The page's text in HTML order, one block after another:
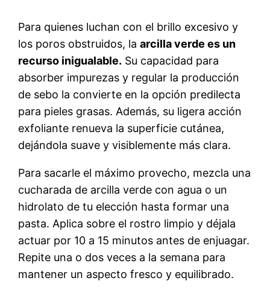
Para quienes luchan con el brillo excesivo y
los poros obstruidos, laarcilla verde es un
recurso inigualable. Su capacidad para
absorber impurezas y regular la producción
de sebo la convierte en la opción predilecta
para pieles grasas. Además, su ligera acción
exfoliante renueva la superficie cutánea,
dejándola suave y visiblemente más clara.
Para sacarle el máximo provecho, mezcla una
cucharada de arcilla verde con agua o un
hidrolato de tu elección hasta formar una
pasta. Aplica sobre el rostro limpio y déjala
actuar por 10 a 15 minutos antes de enjuagar.
Repite una o dos veces a la semana para
mantener un aspecto fresco y equilibrado.